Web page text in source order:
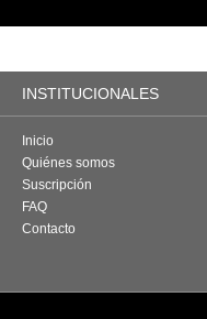
INSTITUCIONALES
Inicio
Quiénes somos
Suscripción
FAQ
Contacto